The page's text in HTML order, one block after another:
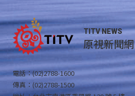
TITV NEWS
原視新聞網
電話：(02)2788-1600
傳真：(02)2788-1500